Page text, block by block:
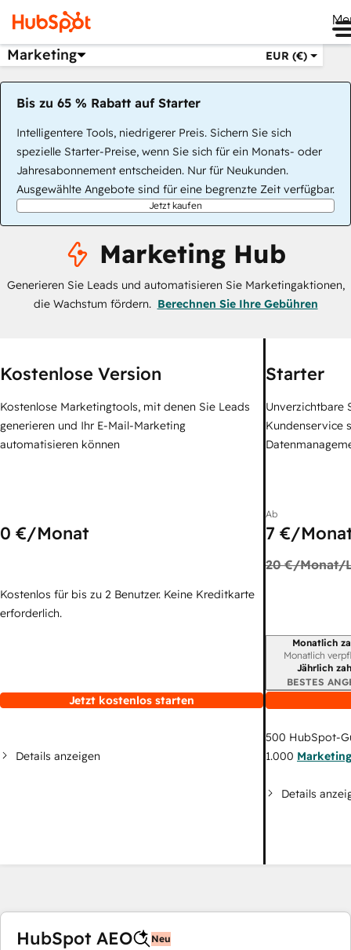
Marketing EUR (€)
Bis zu 65 % Rabatt auf Starter
Intelligentere Tools, niedrigerer Preis. Sichern Sie sich
spezielle Starter-Preise, wenn Sie sich für ein Monats- oder
Jahresabonnement entscheiden. Nur für Neukunden.
Ausgewählte Angebote sind für eine begrenzte Zeit verfügbar.
Jetzt kaufen
Marketing Hub
Generieren Sie Leads und automatisieren Sie Marketingaktionen,
die Wachstum fördern. Berechnen Sie Ihre Gebühren
Kostenlose Version
Kostenlose Marketingtools, mit denen Sie Leads
generieren und Ihr E-Mail-Marketing
automatisieren können
0 €/Monat
Kostenlos für bis zu 2 Benutzer. Keine Kreditkarte
erforderlich.
Jetzt kostenlos starten
Details anzeigen
Starter
Unverzichtbare
Kundenservice
Ab
7 €/
20 €/Monat/
Monatlich
Monatlich
Jährlich
BESTES
500 HubSpot-
1.000
Details
HubSpot AEO Neu